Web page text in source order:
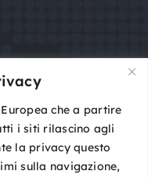
che a partire
i siti rilascino agli
la privacy questo
sulla navigazione,